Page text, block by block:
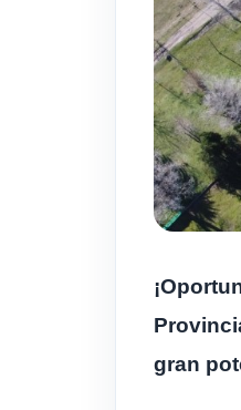
gran